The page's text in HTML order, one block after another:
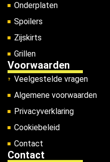
Onderplaten
Spoilers
Zijskirts
Grillen
Voorwaarden
Veelgestelde vragen
Algemene voorwaarden
Privacyverklaring
Cookiebeleid
Contact
Contact